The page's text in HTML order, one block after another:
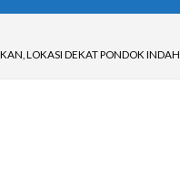
LOKASI DEKAT PONDOK INDAH